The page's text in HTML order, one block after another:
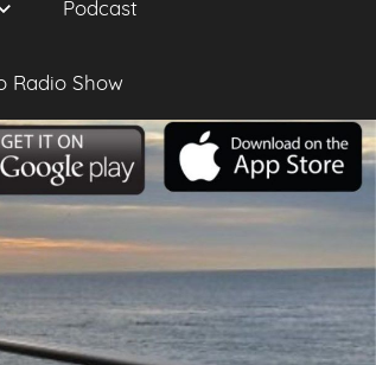
Podcast
Radio Show